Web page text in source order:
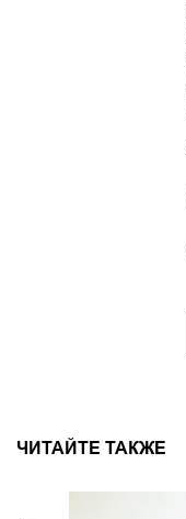
ЧИТАЙТЕ ТАКЖЕ